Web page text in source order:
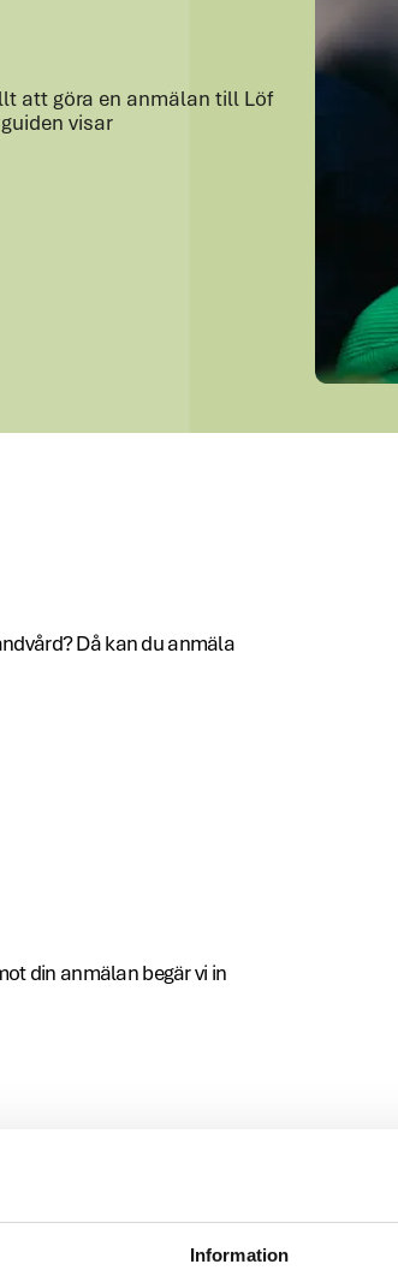
Information
att göra en anmälan till Löf
visar
Då kan du anmäla
din anmälan begär vi in